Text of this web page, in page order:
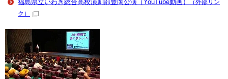
福島県立いわき総合高校演劇部豊岡公演（YouTube動画）
（外部リン
ク）